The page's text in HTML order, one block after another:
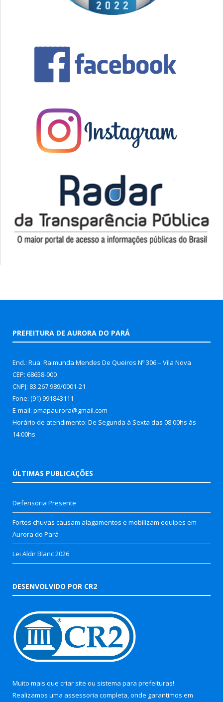
PREFEITURA DE AURORA DO PARÁ
End.: Rua: Raimunda Mendes De Queiros Nº 306 – Vila Nova
CEP: 68658-000
CNPJ: 83.267.989/0001-21
Fone: (91) 991843111
E-mail: pmapaurora@gmail.com
Horário de atendimento: De Segunda à Sexta das 08:00hs às
14:00hs
ÚLTIMAS PUBLICAÇÕES
Defensoria Presente
Fortes chuvas causam alagamentos e mobilizam equipes em
Aurora do Pará
Lei Aldir Blanc 2026
DESENVOLVIDO POR CR2
Muito mais que criar site ou sistema para prefeituras!
Realizamos uma assessoria completa, onde garantimos em